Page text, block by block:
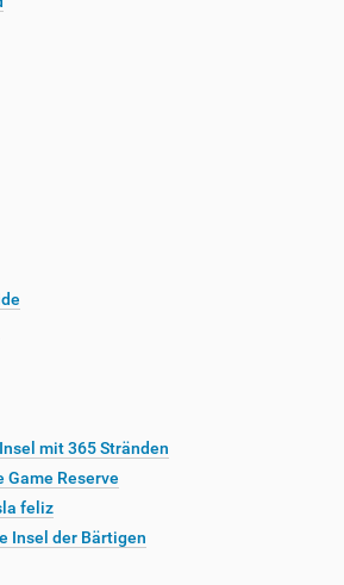
mit 365 Stränden
Game Reserve
feliz
Insel der Bärtigen